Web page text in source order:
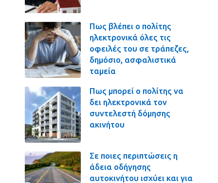
Πως βλέπει ο πολίτης
ηλεκτρονικά όλες τις
οφειλές του σε τράπεζες,
δημόσιο, ασφαλιστικά
ταμεία
Πως μπορεί ο πολίτης να
δει ηλεκτρονικά τον
συντελεστή δόμησης
ακινήτου
Σε ποιες περιπτώσεις η
άδεια οδήγησης
αυτοκινήτου ισχύει και για